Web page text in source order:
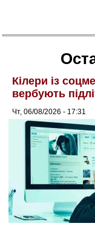
Кілери із
вербують
Чт, 06/08/2026 - 17:31